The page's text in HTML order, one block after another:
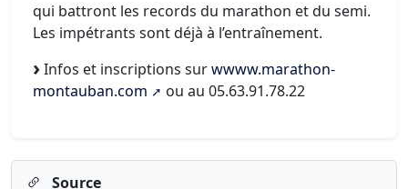
qui battront les records du marathon et du semi.
Les impétrants sont déjà à l’entraînement.
Infos et inscriptions surwwww.marathon-
montauban.com
ou au 05.63.91.78.22
Source